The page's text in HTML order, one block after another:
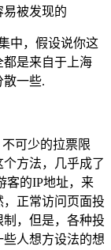
被发现的
中，假设说你这
是来自于上海
散一些.
可少的拉票限
方法，几乎成了
客的IP地址，来
正常访问页面投
，但是，各种投
人想方设法的想